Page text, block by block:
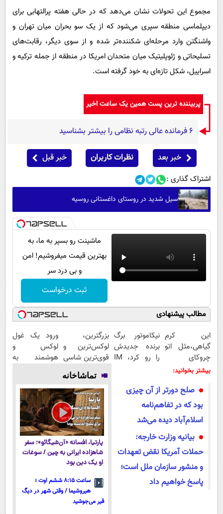
مجموع این تحولات نشان می‌دهد که در حالی هفته پرالتهابی برای
دیپلماسی منطقه سپری می‌شود که از یک سو بحران میان تهران و
واشنگتن وارد مرحله‌ای شکننده‌تر شده و از سوی دیگر، رقابت‌های
تسلیحاتی و ژئوپلیتیک میان متحدان امریکا در منطقه از جمله ترکیه و
اسراییل، شکل تازه‌ای به خود گرفته است.
پربیننده ترین پست همین یک ساعت اخیر
۶ فرمانده عالی رتبه نظامی را بیشتر بشناسید
خبر بعد نظرات کاربران خبر قبل
اشتراک گذاری :
سیل شدید در روستای داغستانی روسیه
ماشینت رو بسپر به ما، به
بهترین قیمت میفروشیم! امن
و بی درد سر
ثبت درخواست
مطالب پیشنهادی
این کرم
گیاهی،مثل اتو
چروکای
پوستتوصاف
نیکاموتور برگ
برنده جدیدش
را رو کرد، IM
بزرگترین،
لوکس‌ترین و
قوی‌ترین شاسی
بلند EREV در
در ایران رونمایی
شد
ورود یک غول
لوکس و
هوشمند به
شد
بیشتر بخوانید:
صلح دورتر از آن چیزی
بود که در تفاهم‌نامه
اسلام‌آباد دیده می‌شد
بیانیه وزارت خارجه:
حملات آمریکا نقض تعهدات
و منشور سازمان ملل است؛
پاسخ خواهیم داد
تماشاخانه
پارتیا، افسانه «آن‌شیگائو»؛ سفر
شاهزاده ایرانی به چین / سوغات
او یک دین بود
ساعت ۸:۱۵ ششم اوت ؛
هیروشیما / وقتی شهر در دیگ
قیر می‌جوشید